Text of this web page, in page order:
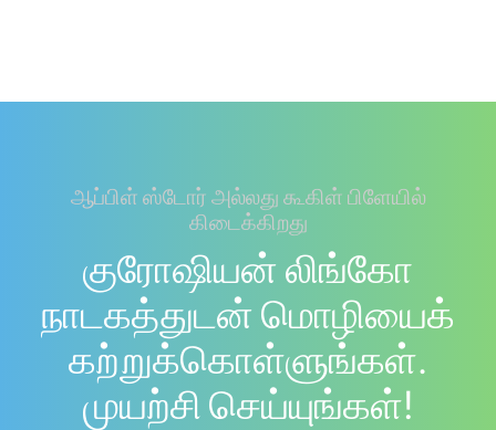
ஆப்பிள் ஸ்டோர் அல்லது கூகிள் பிளேயில்
கிடைக்கிறது
குரோஷியன் லிங்கோ
நாடகத்துடன் மொழியைக்
கற்றுக்கொள்ளுங்கள்.
முயற்சி செய்யுங்கள்!